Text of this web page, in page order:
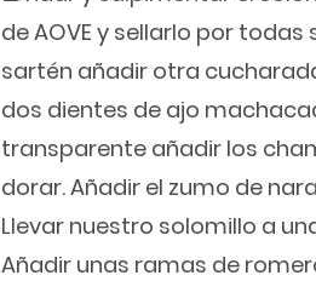
de AOVE y sellarlo por todas
sartén añadir otra
dos dientes de ajo
transparente añadir los
dorar. Añadir el zumo de
Llevar nuestro solomillo a
Añadir unas ramas de